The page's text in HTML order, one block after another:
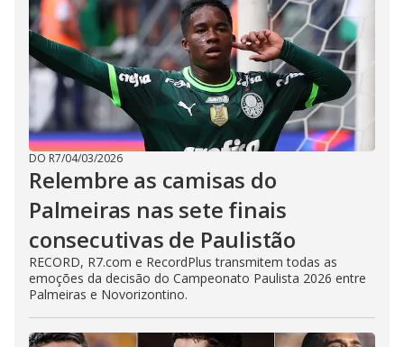
DO R7/04/03/2026
Relembre as camisas do
Palmeiras nas sete finais
consecutivas de Paulistão
RECORD, R7.com e RecordPlus transmitem todas as
emoções da decisão do Campeonato Paulista 2026 entre
Palmeiras e Novorizontino.